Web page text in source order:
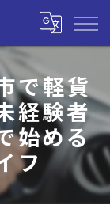
で軽貨
経験者
始める
フ